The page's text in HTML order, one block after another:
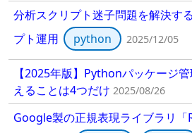
分析スクリプト迷子問題を解決す
プト運用
python 2025/12/05
【2025年版】Pythonパッケージ
えることは4つだけ 2025/08/26
Google製の正規表現ライブラリ